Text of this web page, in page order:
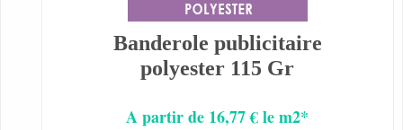
Banderole publicitaire
polyester 115 Gr
A partir de 16,77 € le m2*